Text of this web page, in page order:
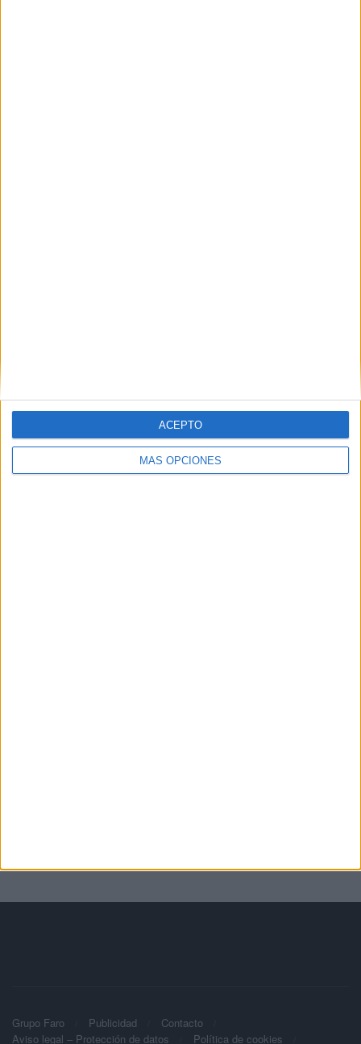
MÁS OPCIONES
ACEPTO
Grupo Faro Publicidad
Contacto
Aviso legal – Protección de datos
Política de cookies